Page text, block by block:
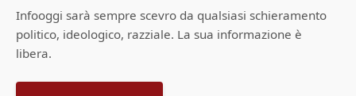
Infooggi sarà sempre scevro da qualsiasi schieramento
politico, ideologico, razziale. La sua informazione è
libera.